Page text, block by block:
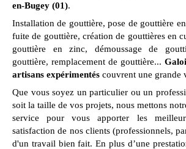
en-Bugey (01).
Installation de gouttière, pose de gouttière
fuite de gouttière, création de gouttières en
gouttière en zinc, démoussage de
gouttière, remplacement de gouttière...
artisans expérimentés couvrent une grande
Que vous soyez un particulier ou un
soit la taille de vos projets, nous mettons
service pour vous apporter les
satisfaction de nos clients (professionnels,
d'un travail bien fait. En plus d’une